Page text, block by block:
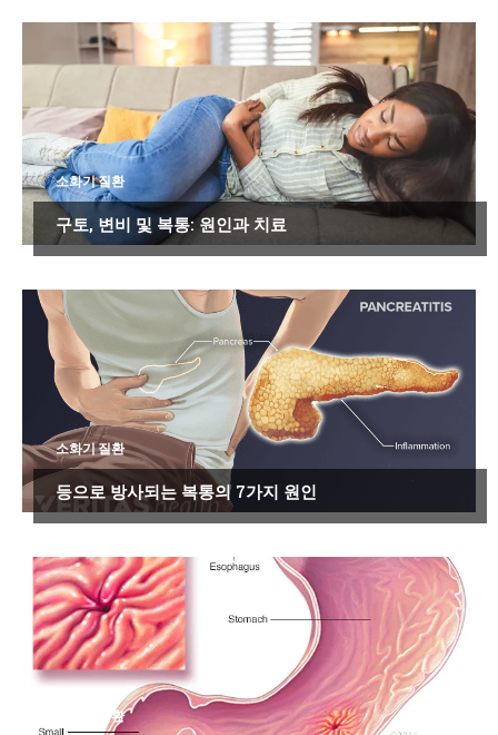
소화기 질환
구토, 변비 및 복통: 원인과 치료
소화기 질환
등으로 방사되는 복통의 7가지 원인
소화기 질환